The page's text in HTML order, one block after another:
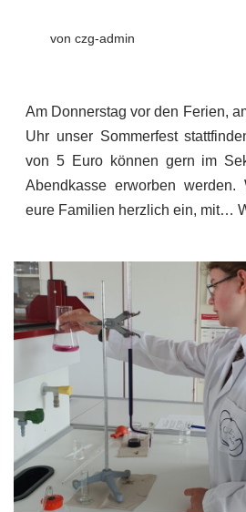
von czg-admin
Am Donnerstag vor den Ferien,
Uhr unser Sommerfest
von 5 Euro können gern im
Abendkasse erworben
eure Familien herzlich ein, mit…